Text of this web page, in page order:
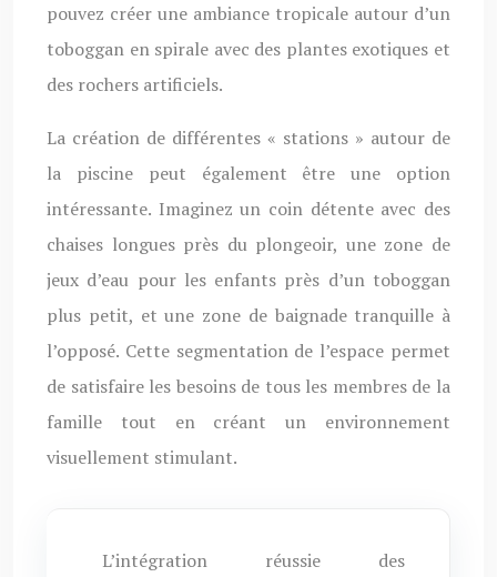
pouvez créer une ambiance tropicale autour d’un
toboggan en spirale avec des plantes exotiques et
des rochers artificiels.
La création de différentes « stations » autour de
la piscine peut également être une option
intéressante. Imaginez un coin détente avec des
chaises longues près du plongeoir, une zone de
jeux d’eau pour les enfants près d’un toboggan
plus petit, et une zone de baignade tranquille à
l’opposé. Cette segmentation de l’espace permet
de satisfaire les besoins de tous les membres de la
famille tout en créant un environnement
visuellement stimulant.
L’intégration réussie des